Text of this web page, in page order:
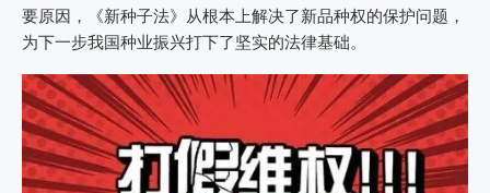
要原因，《新种子法》从根本上解决了新品种权的保护问题，
为下一步我国种业振兴打下了坚实的法律基础。